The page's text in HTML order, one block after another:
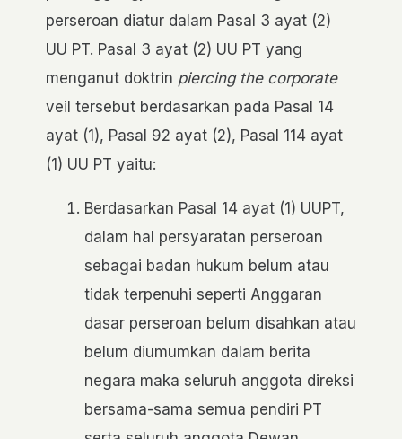
perseroan diatur dalam Pasal 3 ayat (2)
UU PT. Pasal 3 ayat (2) UU PT yang
menganut doktrin piercing the corporate
veil tersebut berdasarkan pada Pasal 14
ayat (1), Pasal 92 ayat (2), Pasal 114 ayat
(1) UU PT yaitu:
Berdasarkan Pasal 14 ayat (1) UUPT,
dalam hal persyaratan perseroan
sebagai badan hukum belum atau
tidak terpenuhi seperti Anggaran
dasar perseroan belum disahkan atau
belum diumumkan dalam berita
negara maka seluruh anggota direksi
bersama-sama semua pendiri PT